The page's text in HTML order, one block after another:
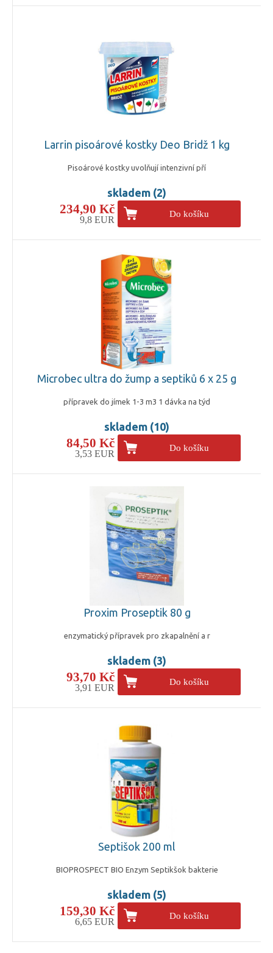
Larrin pisoárové kostky Deo Bridž 1 kg
Pisoárové kostky uvolňují intenzivní pří
skladem (2)
234,90 Kč
9,8 EUR
Do košíku
Microbec ultra do žump a septiků 6 x 25 g
přípravek do jímek 1-3 m3 1 dávka na týd
skladem (10)
84,50 Kč
3,53 EUR
Do košíku
Proxim Proseptik 80 g
enzymatický přípravek pro zkapalnění a r
skladem (3)
93,70 Kč
3,91 EUR
Do košíku
Septišok 200 ml
BIOPROSPECT BIO Enzym Septikšok bakterie
skladem (5)
159,30 Kč
6,65 EUR
Do košíku